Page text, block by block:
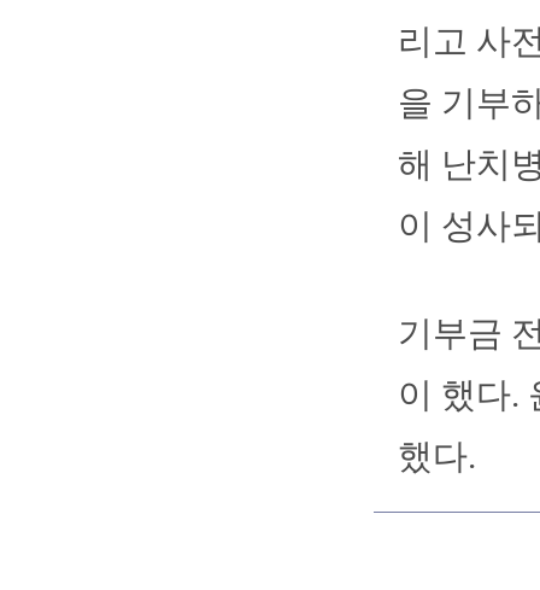
리고 사
을 기부
해 난치
이 성사
기부금
이 했다.
했다.